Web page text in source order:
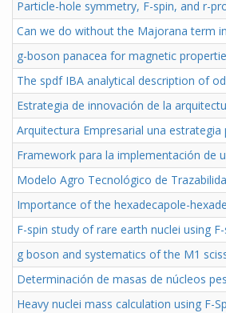
Particle-hole symmetry, F-spin, and r-
Can we do without the Majorana term
g-boson panacea for magnetic
The spdf IBA analytical description of
Estrategia de innovación de la
Arquitectura Empresarial una estrategia
Framework para la implementación de
Modelo Agro Tecnológico de
Importance of the hexadecapole-
F-spin study of rare earth nuclei using
g boson and systematics of the M1
Determinación de masas de núcleos
Heavy nuclei mass calculation using F-